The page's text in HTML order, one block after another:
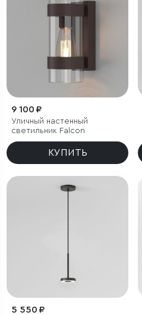
9 100 ₽
Уличный настенный
светильник Falcon
КУПИТЬ
5 550 ₽